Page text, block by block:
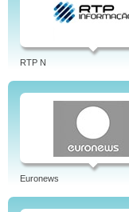
RTP N
Euronews